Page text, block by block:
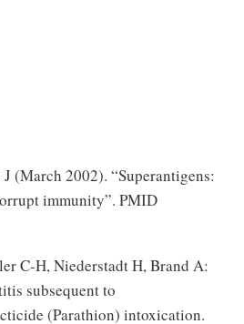
(March 2002). “Superantigens:
immunity”. PMID
C-H, Niederstadt H, Brand A:
subsequent to
(Parathion) intoxication.